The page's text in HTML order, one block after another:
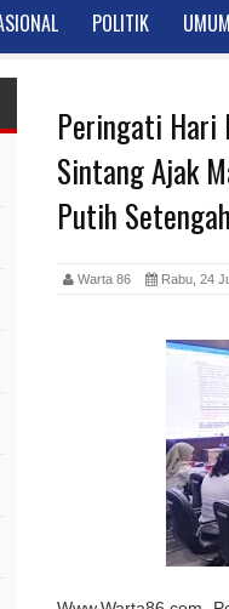
POLITIK UMUM
Peringati Hari
Sintang Ajak
Putih
Warta 86 Rabu, 24